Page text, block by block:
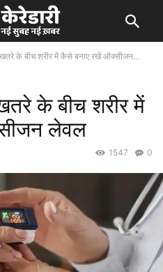
खतरे के बीच शरीर में कैसे बनाए रखें ऑक्सीजन...
के बीच शरीर में
लेवल
0
1547